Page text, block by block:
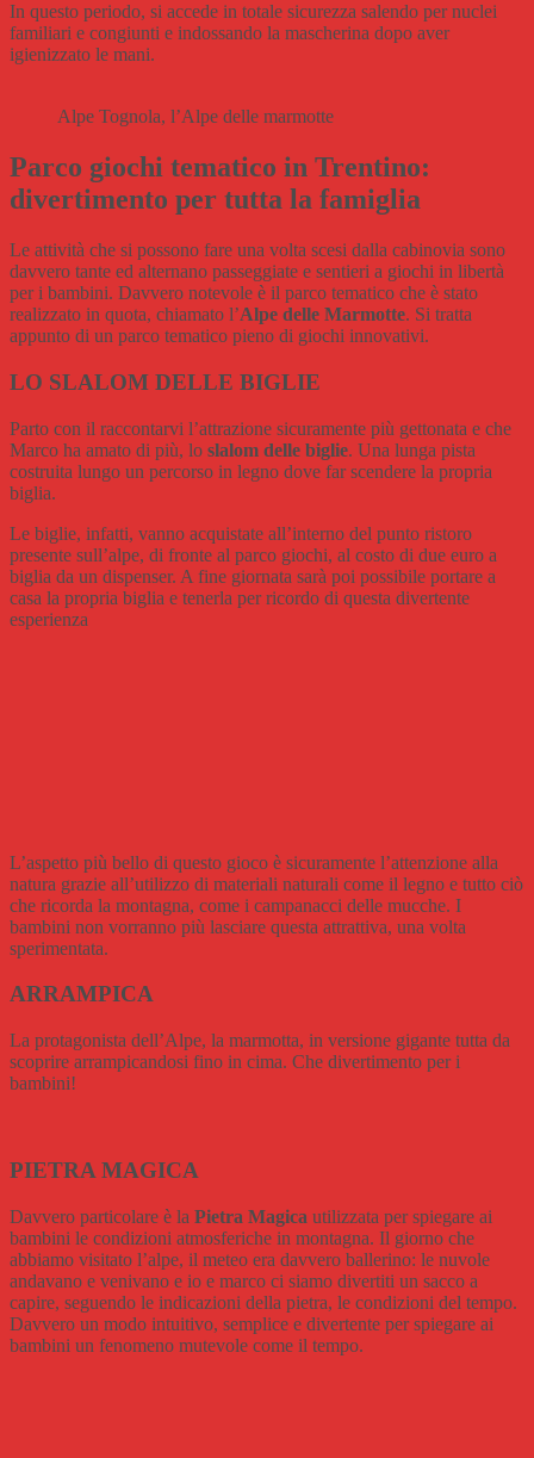
In questo periodo, si accede in totale sicurezza salendo per nuclei
familiari e congiunti e indossando la mascherina dopo aver
igienizzato le mani.
Alpe Tognola, l’Alpe delle marmotte
Parco giochi tematico in Trentino:
divertimento per tutta la famiglia
Le attività che si possono fare una volta scesi dalla cabinovia sono
davvero tante ed alternano passeggiate e sentieri a giochi in libertà
per i bambini. Davvero notevole è il parco tematico che è stato
realizzato in quota, chiamato l’Alpe delle Marmotte. Si tratta
appunto di un parco tematico pieno di giochi innovativi.
LO SLALOM DELLE BIGLIE
Parto con il raccontarvi l’attrazione sicuramente più gettonata e che
Marco ha amato di più, lo slalom delle biglie. Una lunga pista
costruita lungo un percorso in legno dove far scendere la propria
biglia.
Le biglie, infatti, vanno acquistate all’interno del punto ristoro
presente sull’alpe, di fronte al parco giochi, al costo di due euro a
biglia da un dispenser. A fine giornata sarà poi possibile portare a
casa la propria biglia e tenerla per ricordo di questa divertente
esperienza
L’aspetto più bello di questo gioco è sicuramente l’attenzione alla
natura grazie all’utilizzo di materiali naturali come il legno e tutto ciò
che ricorda la montagna, come i campanacci delle mucche. I
bambini non vorranno più lasciare questa attrattiva, una volta
sperimentata.
ARRAMPICA
La protagonista dell’Alpe, la marmotta, in versione gigante tutta da
scoprire arrampicandosi fino in cima. Che divertimento per i
bambini!
PIETRA MAGICA
Davvero particolare è la Pietra Magica utilizzata per spiegare ai
bambini le condizioni atmosferiche in montagna. Il giorno che
abbiamo visitato l’alpe, il meteo era davvero ballerino: le nuvole
andavano e venivano e io e marco ci siamo divertiti un sacco a
capire, seguendo le indicazioni della pietra, le condizioni del tempo.
Davvero un modo intuitivo, semplice e divertente per spiegare ai
bambini un fenomeno mutevole come il tempo.